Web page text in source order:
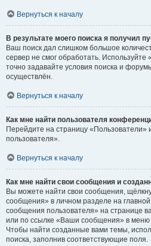
Вернуться к началу
В результате моего поиска я получил
Ваш поиск дал слишком большое
сервер не смог обработать.
точно задавайте условия поиска и
осуществлён.
Вернуться к началу
Как мне найти пользователя
Перейдите на страницу «Пользователи»
пользователя».
Вернуться к началу
Как мне найти свои сообщения и
Вы можете найти свои сообщения,
сообщения» в личном разделе на
сообщения пользователя» на странице
или по ссылке «Ваши сообщения» в меню
Чтобы найти созданные вами темы,
поиска, заполнив соответствующие поля.